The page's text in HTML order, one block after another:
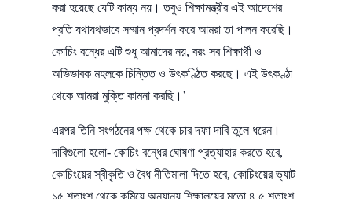
করা হয়েছে যেটি কাম্য নয়। তবুও শিক্ষামন্ত্রীর এই আদেশের
প্রতি যথাযথভাবে সম্মান প্রদর্শন করে আমরা তা পালন করেছি।
কোচিং বন্ধের এটি শুধু আমাদের নয়, বরং সব শিক্ষার্থী ও
অভিভাবক মহলকে চিন্তিত ও উৎকণ্ঠিত করছে। এই উৎকণ্ঠা
থেকে আমরা মুক্তি কামনা করছি।’
এরপর তিনি সংগঠনের পক্ষ থেকে চার দফা দাবি তুলে ধরেন।
দাবিগুলো হলো- কোচিং বন্ধের ঘোষণা প্রত্যাহার করতে হবে,
কোচিংয়ের স্বীকৃতি ও বৈধ নীতিমালা দিতে হবে, কোচিংয়ের ভ্যাট